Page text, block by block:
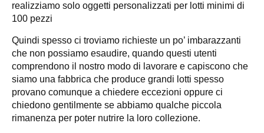
realizziamo solo oggetti personalizzati per lotti minimi di
100 pezzi
Quindi spesso ci troviamo richieste un po’ imbarazzanti
che non possiamo esaudire, quando questi utenti
comprendono il nostro modo di lavorare e capiscono che
siamo una fabbrica che produce grandi lotti spesso
provano comunque a chiedere eccezioni oppure ci
chiedono gentilmente se abbiamo qualche piccola
rimanenza per poter nutrire la loro collezione.